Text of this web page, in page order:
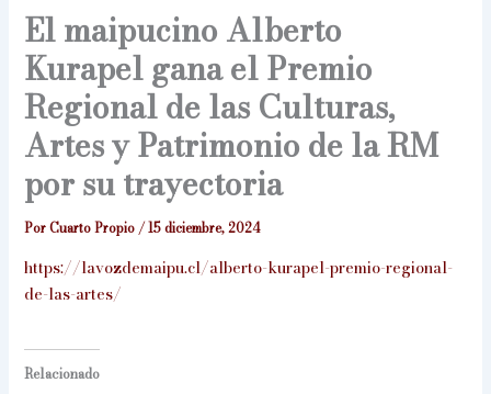
El maipucino Alberto
Kurapel gana el Premio
Regional de las Culturas,
Artes y Patrimonio de la RM
por su trayectoria
PorCuarto Propio /15 diciembre, 2024
https://lavozdemaipu.cl/alberto-kurapel-premio-regional-
de-las-artes/
Relacionado